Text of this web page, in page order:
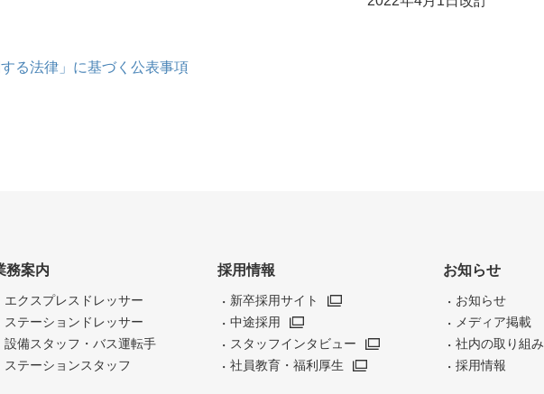
る法律」に基づく公表事項
務案内
エクスプレスドレッサー
ステーションドレッサー
設備スタッフ・バス運転手
ステーションスタッフ
採用情報
新卒採用サイト
中途採用
スタッフインタビュー
社員教育・福利厚生
お知らせ
お知らせ
メディア掲載
社内の取り組み
採用情報